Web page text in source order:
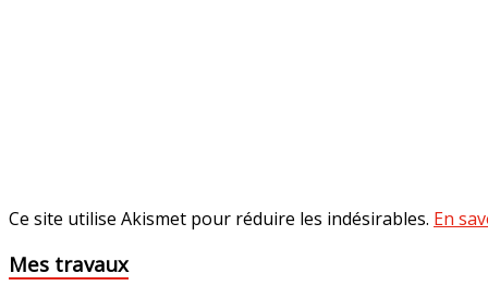
Ce site utilise Akismet pour réduire les indésirables. En
Mes travaux